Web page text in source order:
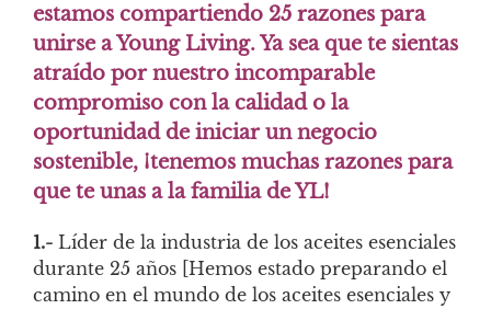
estamos compartiendo 25 razones para
unirse a Young Living. Ya sea que te sientas
atraído por nuestro incomparable
compromiso con la calidad o la
oportunidad de iniciar un negocio
sostenible, ¡tenemos muchas razones para
que te unas a la familia de YL!
1.- Líder de la industria de los aceites esenciales
durante 25 años [Hemos estado preparando el
camino en el mundo de los aceites esenciales y